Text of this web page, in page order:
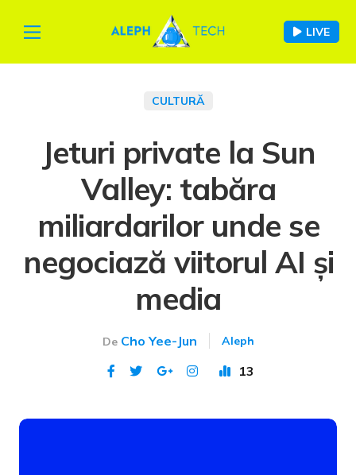
LIVE
CULTURĂ
Jeturi private la Sun
Valley: tabăra
miliardarilor unde se
negociază viitorul AI și
media
De Cho Yee-Jun Aleph
13